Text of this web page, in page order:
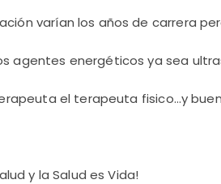
varían los años de carrera
agentes energéticos ya sea
el terapeuta fisico…y
y la Salud es Vida!